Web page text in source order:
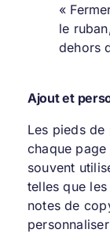
«
le
dehors
Ajout et
Les pieds de
chaque
souvent
telles que
notes de